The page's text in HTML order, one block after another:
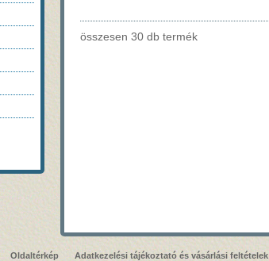
összesen 30 db termék
Oldaltérkép Adatkezelési tájékoztató és vásárlási feltételek